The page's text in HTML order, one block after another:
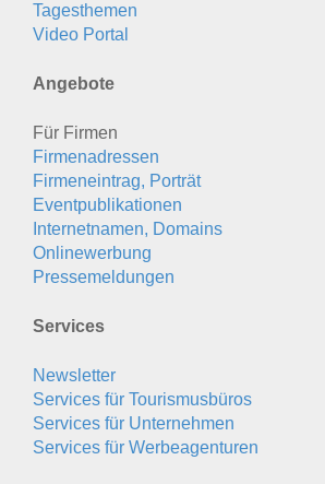
Tagesthemen
Video Portal
Angebote
Für Firmen
Firmenadressen
Firmeneintrag, Porträt
Eventpublikationen
Internetnamen, Domains
Onlinewerbung
Pressemeldungen
Services
Newsletter
Services für Tourismusbüros
Services für Unternehmen
Services für Werbeagenturen